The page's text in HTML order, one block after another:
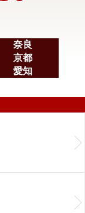
奈良
京都
愛知